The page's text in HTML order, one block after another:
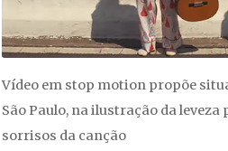
Vídeo em stop motion propõe
São Paulo, na ilustração da
sorrisos da canção